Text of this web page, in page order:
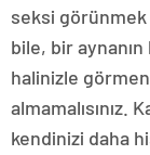
seksi görünmek
bile, bir aynanın
halinizle
almamalısınız.
kendinizi daha